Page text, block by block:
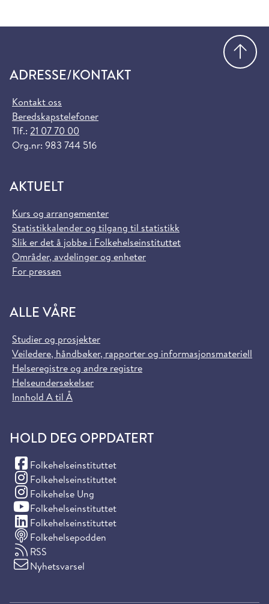
ADRESSE/KONTAKT
Kontakt oss
Beredskapstelefoner
Tlf.: 21 07 70 00
Org.nr: 983 744 516
AKTUELT
Kurs og arrangementer
Statistikkalender og tilgang til statistikk
Slik er det å jobbe i Folkehelseinstituttet
Områder, avdelinger og enheter
For pressen
ALLE VÅRE
Studier og prosjekter
Veiledere, håndbøker, rapporter og informasjonsmateriell
Helseregistre og andre registre
Helseundersøkelser
Innhold A til Å
HOLD DEG OPPDATERT
Folkehelseinstituttet
(Facebook)
Folkehelseinstituttet
(Instagram)
Folkehelse Ung
(Instagram)
Folkehelseinstituttet
(YouTube)
Folkehelseinstituttet
(LinkedIn)
Folkehelsepodden
RSS
Nyhetsvarsel